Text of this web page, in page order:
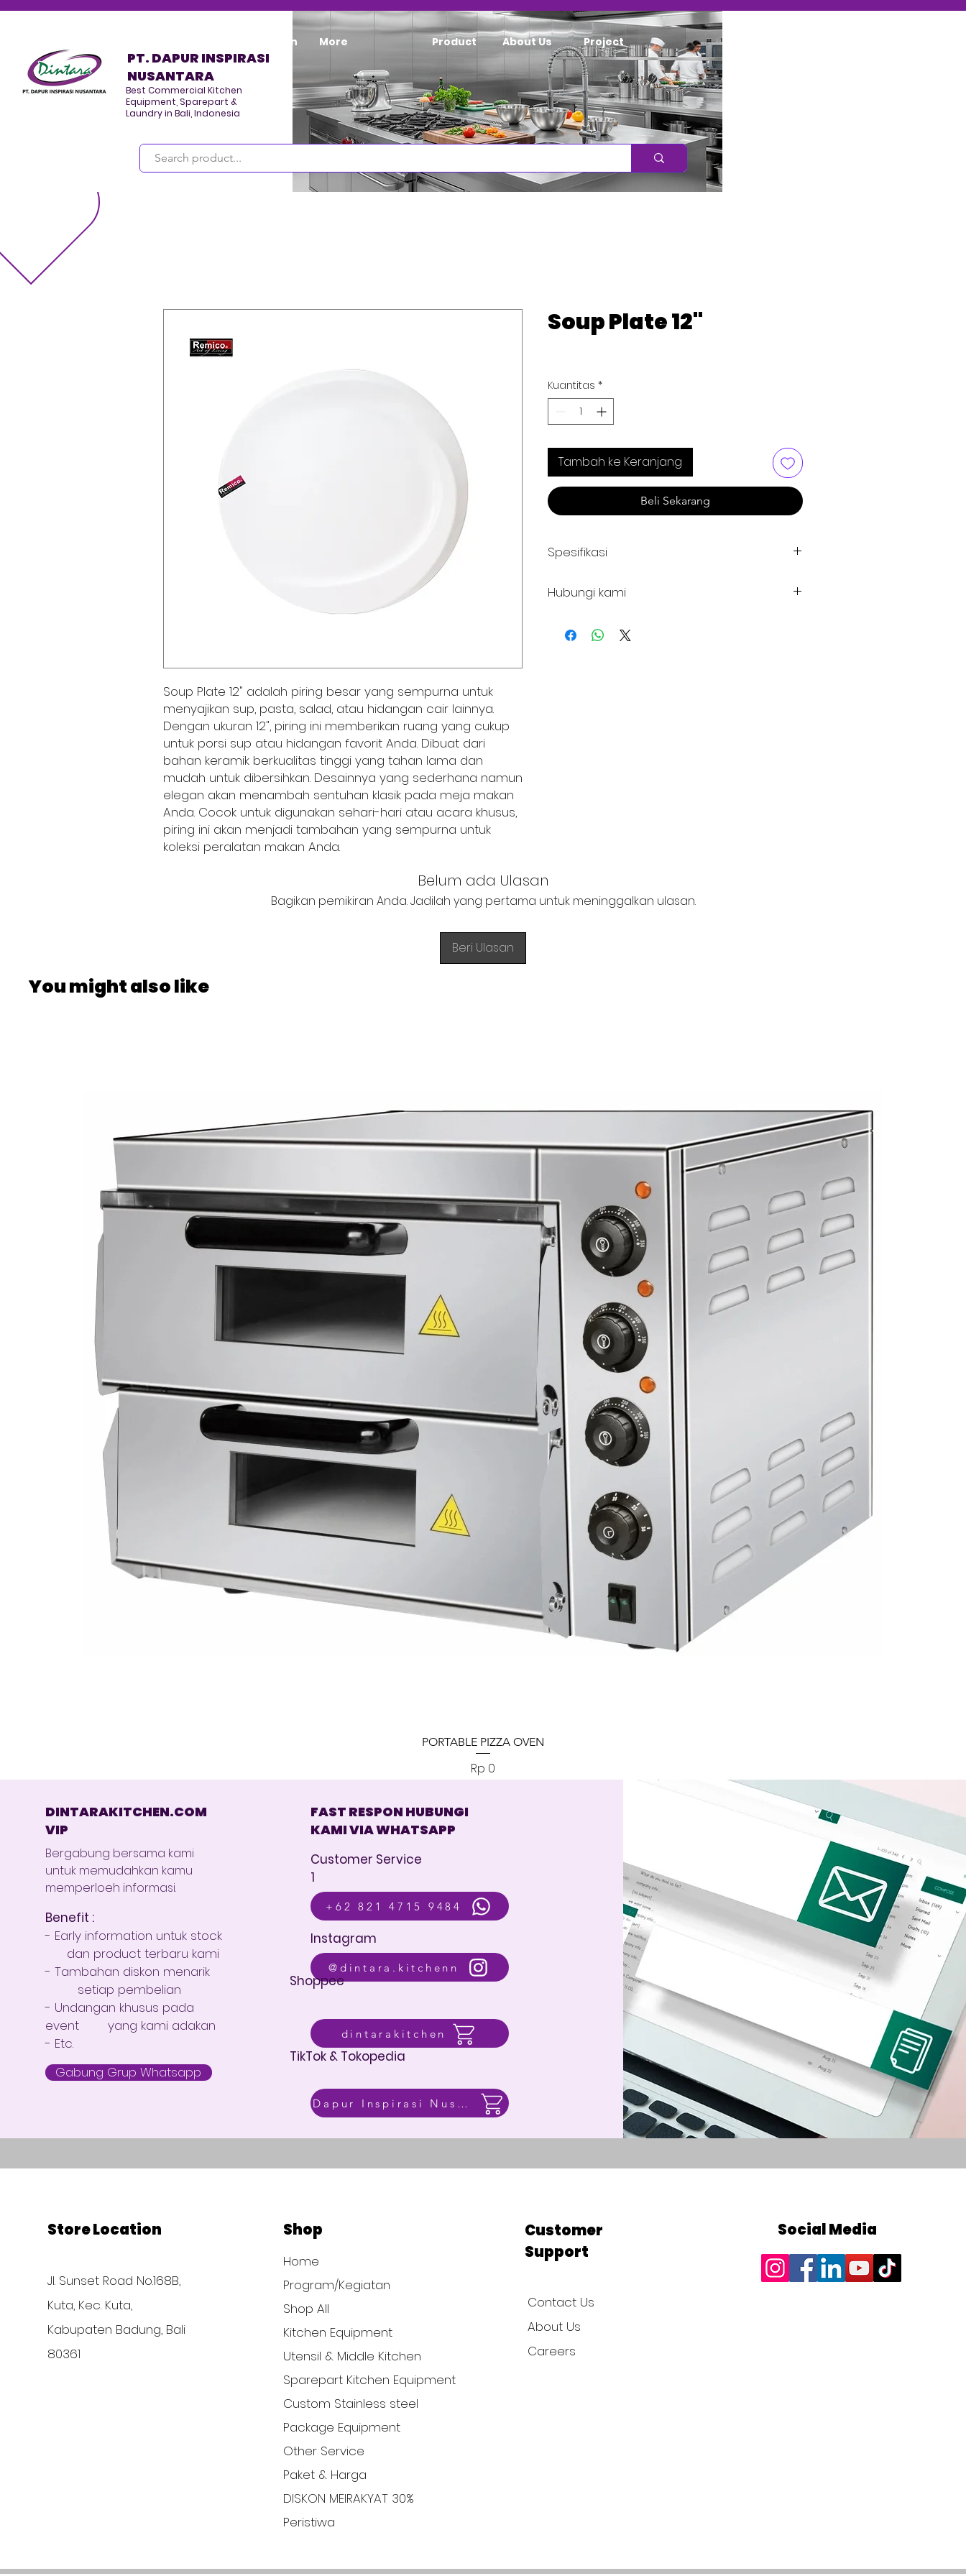
PT. DAPUR INSPIRASI
NUSANTARA
Best Commercial Kitchen
Equipment, Sparepart &
Laundry in Bali, Indonesia
Program/Kegiatan More Product About Us Project
Soup Plate 12" adalah piring besar yang sempurna untuk
menyajikan sup, pasta, salad, atau hidangan cair lainnya.
Dengan ukuran 12", piring ini memberikan ruang yang cukup
untuk porsi sup atau hidangan favorit Anda. Dibuat dari
bahan keramik berkualitas tinggi yang tahan lama dan
mudah untuk dibersihkan. Desainnya yang sederhana namun
elegan akan menambah sentuhan klasik pada meja makan
Anda. Cocok untuk digunakan sehari-hari atau acara khusus,
piring ini akan menjadi tambahan yang sempurna untuk
koleksi peralatan makan Anda.
Soup Plate 12"
Kuantitas *
Tambah ke Keranjang
Beli Sekarang
Spesifikasi
Hubungi kami
Belum ada Ulasan
Bagikan pemikiran Anda. Jadilah yang pertama untuk meninggalkan ulasan.
Beri Ulasan
You might also like
Tampilan Cepat
PORTABLE PIZZA OVEN
Harga
Rp 0
DINTARAKITCHEN.COM
VIP
Bergabung bersama kami
untuk memudahkan kamu
memperloeh informasi.
Benefit :
- Early information untuk stock
dan product terbaru kami
- Tambahan diskon menarik
setiap pembelian
- Undangan khusus pada
event yang kami adakan
- Etc.
Gabung Grup Whatsapp
FAST RESPON HUBUNGI
KAMI VIA WHATSAPP
Customer Service
1
+62 821 4715 9484
Instagram
@dintara.kitchenn
dintarakitchen
Dapur Inspirasi Nusantara
Shoppee
TikTok & Tokopedia
Store Location
Jl. Sunset Road No.168B,
Kuta, Kec. Kuta,
Kabupaten Badung, Bali
80361
Shop
Home
Program/Kegiatan
Shop All
Kitchen Equipment
Utensil & Middle Kitchen
Sparepart Kitchen Equipment
Custom Stainless steel
Package Equipment
Other Service
Paket & Harga
DISKON MEIRAKYAT 30%
Peristiwa
Customer
Support
Contact Us
About Us
Careers
Social Media